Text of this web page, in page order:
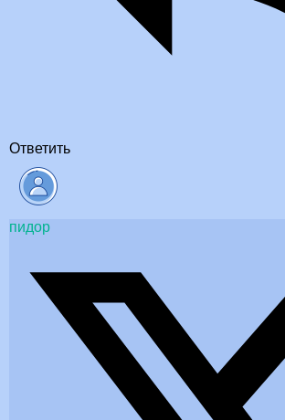
Ответить
пидор